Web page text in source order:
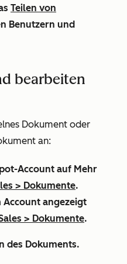
Teilen von
Benutzern und
bearbeiten
Dokument oder
an:
Account auf Mehr
> Dokumente.
Account angezeigt
> Dokumente.
des Dokuments.